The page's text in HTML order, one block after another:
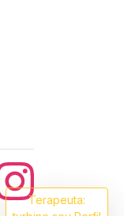
Terapeuta: